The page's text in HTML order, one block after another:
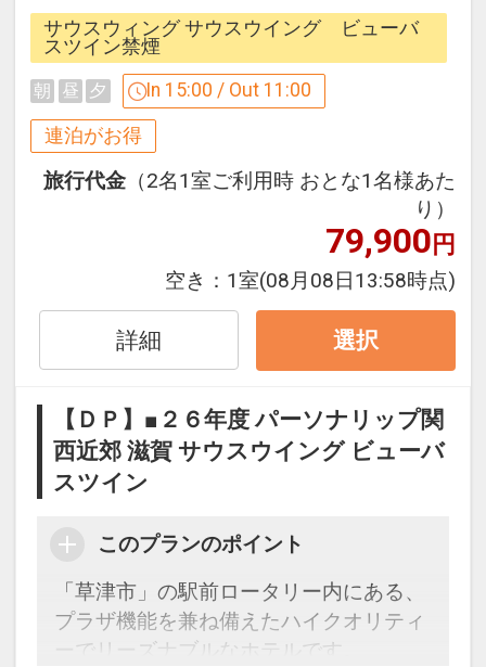
連泊するとお得！
連泊の場合、
1泊目より1泊につきおひとり様
円引
※割引適用後のご旅行代金は、カレンダ
ーからお進みいただいた後表示される
「空室照会結果確認画面」でご確認くだ
※宿泊期間中すべての日において人数・
氏名・客室タイプ・食事条件・プラン同
一であることが割引適用の条件となりま
す。
ここがポイント！
●お部屋内冷蔵庫に「緑茶１本・ミネラ
ルウォーター１本・スナック菓子１個」
（１室につき滞在中１セット）
※旅行代金に含まれます。
サウスウィング サウスウイング ビューバ
スツイン禁煙
朝 昼 夕 In 15:00 / Out 11:00
連泊がお得
旅行代金 （2名1室ご利用時 おとな1名様あた
り）
79,900円
空き： 1室(08月08日13:58時点)
詳細 選択
【ＤＰ】■２６年度 パーソナリップ関
西近郊 滋賀 サウスウイング ビューバ
スツイン
このプランのポイント
「草津市」の駅前ロータリー内にある、
プラザ機能を兼ね備えたハイクオリティ
ーでリーズナブルなホテルです。